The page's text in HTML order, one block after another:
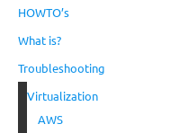
HOWTO’s
What is?
Troubleshooting
Virtualization
AWS